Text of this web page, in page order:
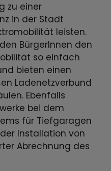
zu einer
in der Stadt
leisten.
BürgerInnen den
so einfach
bieten einen
Ladenetzverbund
Ebenfalls
bei dem
für Tiefgaragen
Installation von
Abrechnung des